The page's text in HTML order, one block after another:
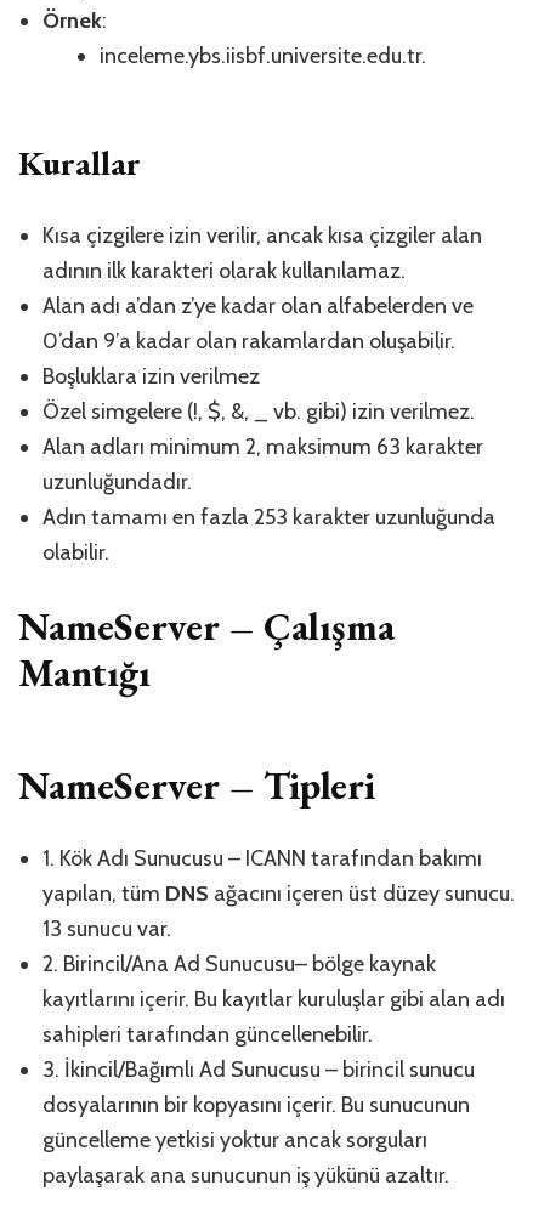
Örnek:
inceleme.ybs.iisbf.universite.edu.tr.
Kurallar
Kısa çizgilere izin verilir, ancak kısa çizgiler alan
adının ilk karakteri olarak kullanılamaz.
Alan adı a’dan z’ye kadar olan alfabelerden ve
0’dan 9’a kadar olan rakamlardan oluşabilir.
Boşluklara izin verilmez
Özel simgelere (!, $, &, _ vb. gibi) izin verilmez.
Alan adları minimum 2, maksimum 63 karakter
uzunluğundadır.
Adın tamamı en fazla 253 karakter uzunluğunda
olabilir.
NameServer – Çalışma
Mantığı
NameServer – Tipleri
1. Kök Adı Sunucusu – ICANN tarafından bakımı
yapılan, tüm DNS ağacını içeren üst düzey sunucu.
13 sunucu var.
2. Birincil/Ana Ad Sunucusu– bölge kaynak
kayıtlarını içerir. Bu kayıtlar kuruluşlar gibi alan adı
sahipleri tarafından güncellenebilir.
3. İkincil/Bağımlı Ad Sunucusu – birincil sunucu
dosyalarının bir kopyasını içerir. Bu sunucunun
güncelleme yetkisi yoktur ancak sorguları
paylaşarak ana sunucunun iş yükünü azaltır.